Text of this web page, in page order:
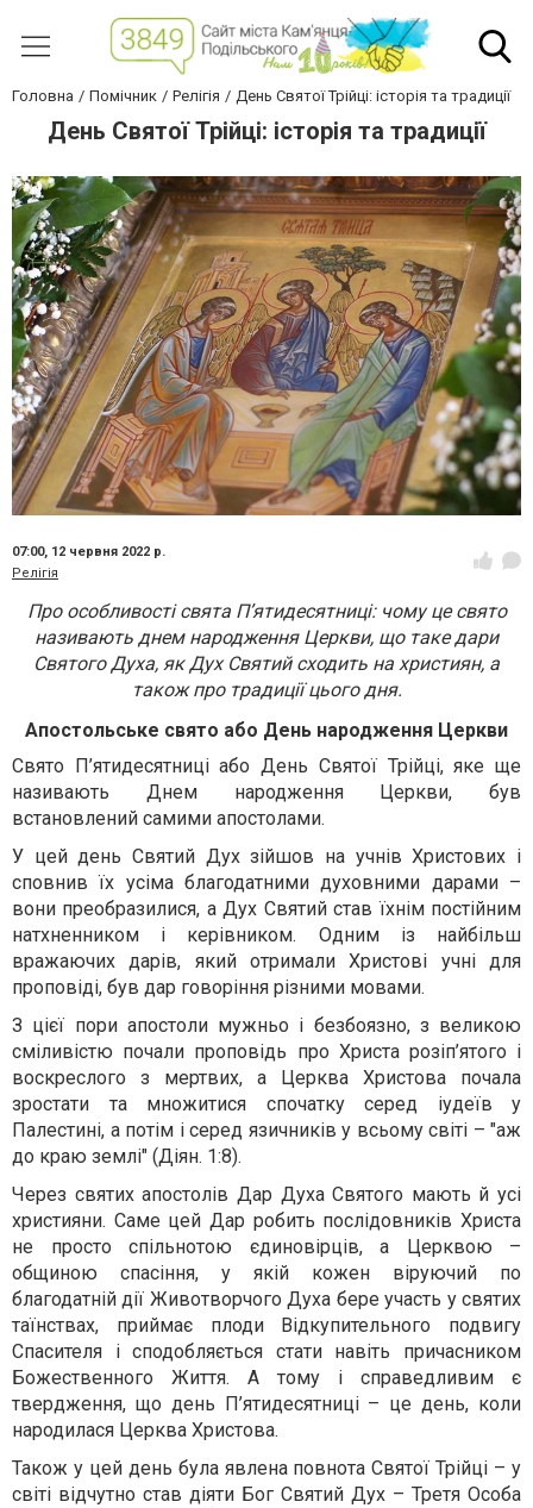
Головна Помічник Релігія День Святої Трійці: історія та традиції
День Святої Трійці: історія та традиції
07:00, 12 червня 2022 р.
Релігія
Про особливості свята П’ятидесятниці: чому це свято
називають днем народження Церкви, що таке дари
Святого Духа, як Дух Святий сходить на християн, а
також про традиції цього дня.
Апостольське свято або День народження Церкви
Свято П’ятидесятниці або День Святої Трійці, яке ще
називають Днем народження Церкви, був
встановлений самими апостолами.
У цей день Святий Дух зійшов на учнів Христових і
сповнив їх усіма благодатними духовними дарами –
вони преобразилися, а Дух Святий став їхнім постійним
натхненником і керівником. Одним із найбільш
вражаючих дарів, який отримали Христові учні для
проповіді, був дар говоріння різними мовами.
З цієї пори апостоли мужньо і безбоязно, з великою
сміливістю почали проповідь про Христа розіп’ятого і
воскреслого з мертвих, а Церква Христова почала
зростати та множитися спочатку серед іудеїв у
Палестині, а потім і серед язичників у всьому світі – "аж
до краю землі" (Діян. 1:8).
Через святих апостолів Дар Духа Святого мають й усі
християни. Саме цей Дар робить послідовників Христа
не просто спільнотою єдиновірців, а Церквою –
общиною спасіння, у якій кожен віруючий по
благодатній дії Животворчого Духа бере участь у святих
таїнствах, приймає плоди Відкупительного подвигу
Спасителя і сподобляється стати навіть причасником
Божественного Життя. А тому і справедливим є
твердження, що день П’ятидесятниці – це день, коли
народилася Церква Христова.
Також у цей день була явлена повнота Святої Трійці – у
світі відчутно став діяти Бог Святий Дух – Третя Особа